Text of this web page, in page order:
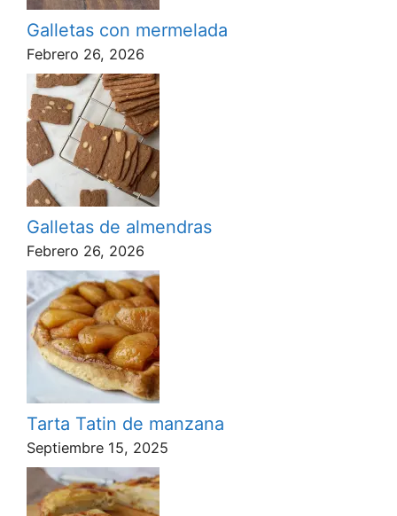
Galletas con mermelada
Febrero 26, 2026
Galletas de almendras
Febrero 26, 2026
Tarta Tatin de manzana
Septiembre 15, 2025